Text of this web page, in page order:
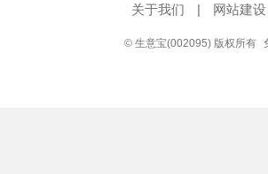
关于我们 | 网站建设
© 生意宝(002095) 版权所有